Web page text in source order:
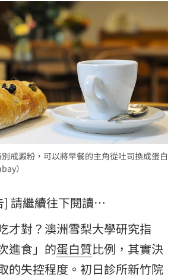
戒澱粉，可以將早餐的主角從吐司換成蛋白
）
] 請繼續往下閱讀…
才對？澳洲雪梨大學研究指
進食」的蛋白質比例，其實決
的失控程度。初日診所新竹院